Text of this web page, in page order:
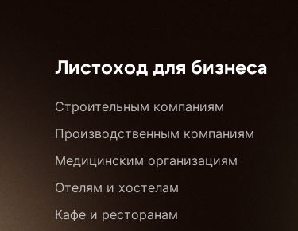
Листоход для бизнеса
Строительным компаниям
Производственным компаниям
Медицинским организациям
Отелям и хостелам
Кафе и ресторанам